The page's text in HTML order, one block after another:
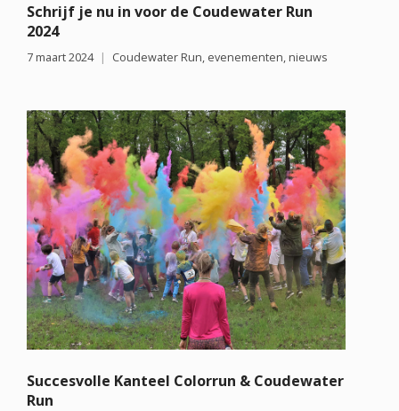
Schrijf je nu in voor de Coudewater Run
2024
7 maart 2024 Coudewater Run, evenementen, nieuws
Succesvolle Kanteel Colorrun & Coudewater
Run